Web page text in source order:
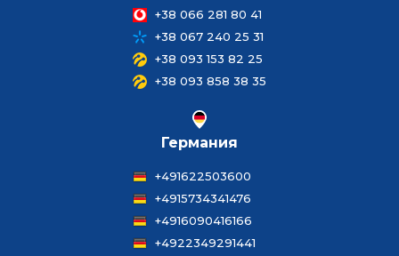
+38 066 281 80 41
+38 067 240 25 31
+38 093 153 82 25
+38 093 858 38 35
Германия
+491622503600
+4915734341476
+4916090416166
+4922349291441